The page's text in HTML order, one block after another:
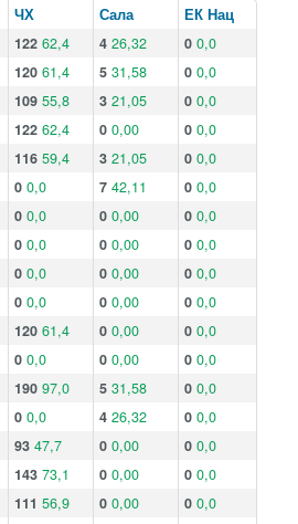
ЧХ Сала
ЕК Нац
122 62,4 4 26,32 0 0,0
120 61,4 5 31,58 0 0,0
109 55,8 3 21,05 0 0,0
122 62,4 0 0,00 0 0,0
116 59,4 3 21,05 0 0,0
0 0,0 7 42,11 0 0,0
0 0,0 0 0,00 0 0,0
0 0,0 0 0,00 0 0,0
0 0,0 0 0,00 0 0,0
0 0,0 0 0,00 0 0,0
120 61,4 0 0,00 0 0,0
0 0,0 0 0,00 0 0,0
190 97,0 5 31,58 0 0,0
0 0,0 4 26,32 0 0,0
93 47,7 0 0,00 0 0,0
143 73,1 0 0,00 0 0,0
111 56,9 0 0,00 0 0,0